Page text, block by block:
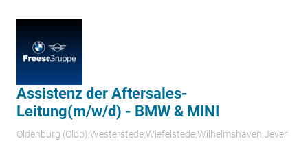
Assistenz der Aftersales-
Leitung(m/w/d) - BMW & MINI
Oldenburg (Oldb);Westerstede;Wiefelstede;Wilhelmshaven;Jever